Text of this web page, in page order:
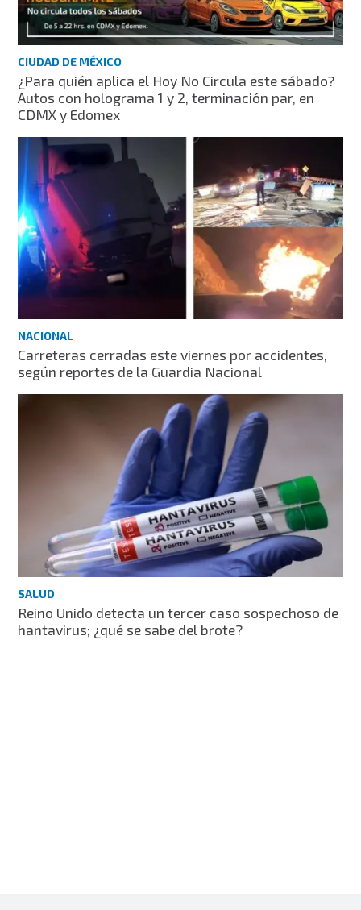
CIUDAD DE MÉXICO
¿Para quién aplica el Hoy No Circula este sábado?
Autos con holograma 1 y 2, terminación par, en
CDMX y Edomex
NACIONAL
Carreteras cerradas este viernes por accidentes,
según reportes de la Guardia Nacional
SALUD
Reino Unido detecta un tercer caso sospechoso de
hantavirus; ¿qué se sabe del brote?